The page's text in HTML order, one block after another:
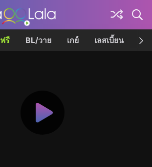
ฟรี BL/วาย เกย์ เลสเบี้ยน เค